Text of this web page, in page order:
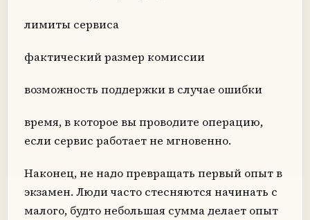
лимиты сервиса
фактический размер комиссии
возможность поддержки в случае ошибки
время, в которое вы проводите операцию,
если сервис работает не мгновенно.
Наконец, не надо превращать первый опыт в
экзамен. Люди часто стесняются начинать с
малого, будто небольшая сумма делает опыт